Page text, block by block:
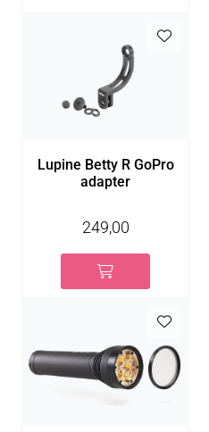
Lupine Betty R GoPro
adapter
249,00